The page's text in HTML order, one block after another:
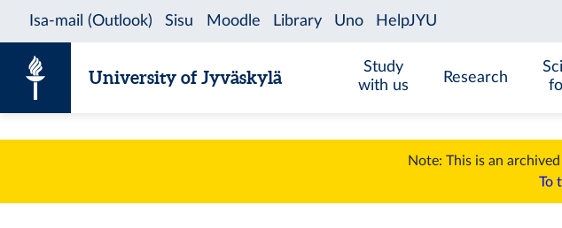
University of Jyväskylä
Study
with us
Research
Note: This is an
To